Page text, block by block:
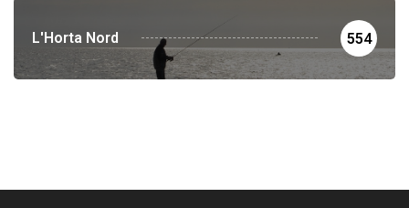
L'Horta Nord 554